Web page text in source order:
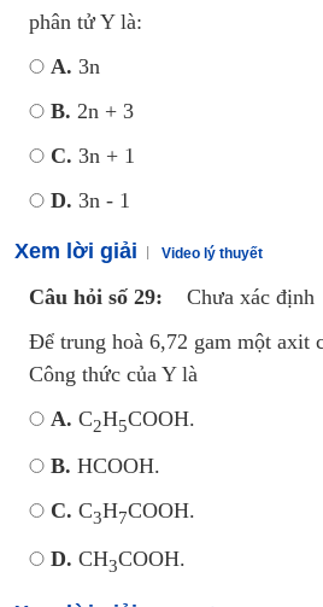
phân tử Y là:
A. 3n
B. 2n + 3
C. 3n + 1
D. 3n - 1
Xem lời giải Video lý thuyết
Câu hỏi số 29:
Chưa xác định
Để trung hoà 6,72 gam một axit
Công thức của Y là
A. C2H5COOH.
B. HCOOH.
C. C3H7COOH.
D. CH3COOH.